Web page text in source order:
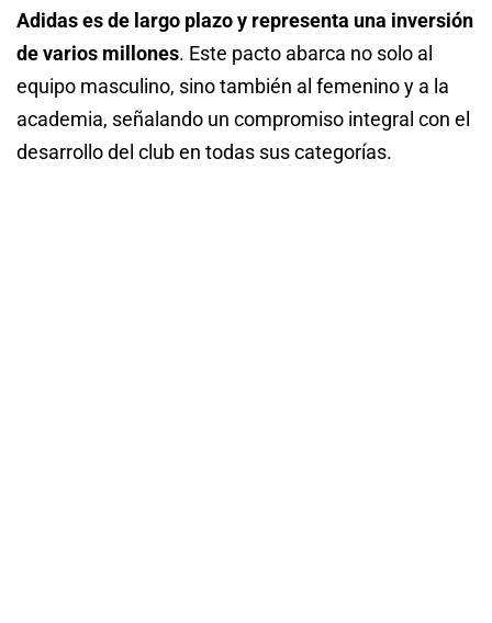
Adidas es de largo plazo y representa una inversión
de varios millones. Este pacto abarca no solo al
equipo masculino, sino también al femenino y a la
academia, señalando un compromiso integral con el
desarrollo del club en todas sus categorías.